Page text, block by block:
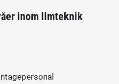
inom limteknik